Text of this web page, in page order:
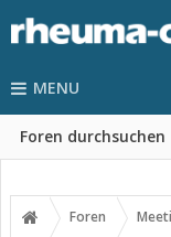
MENU
Foren durchsuchen
Foren